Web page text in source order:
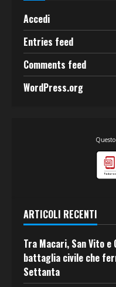
Accedi
Entries feed
Comments feed
WordPress.org
ARTICOLI RECENTI
Tra Macari, San Vito
battaglia civile che
Settanta